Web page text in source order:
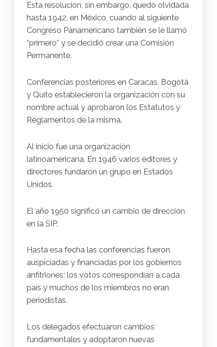
Esta resolución, sin embargo, quedó olvidada
hasta 1942, en México, cuando al siguiente
Congreso Panamericano también se le llamó
“primero” y se decidió crear una Comisión
Permanente.
Conferencias posteriores en Caracas, Bogotá
y Quito establecieron la organización con su
nombre actual y aprobaron los Estatutos y
Reglamentos de la misma.
Al inicio fue una organización
latinoamericana. En 1946 varios editores y
directores fundaron un grupo en Estados
Unidos.
El año 1950 significó un cambio de dirección
en la SIP.
Hasta esa fecha las conferencias fueron
auspiciadas y financiadas por los gobiernos
anfitriones; los votos correspondían a cada
país y muchos de los miembros no eran
periodistas.
Los delegados efectuaron cambios
fundamentales y adoptaron nuevas